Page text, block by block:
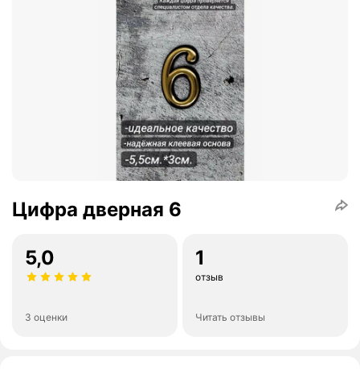
Цифра дверная 6
5,0
3 оценки
1
отзыв
Читать отзывы